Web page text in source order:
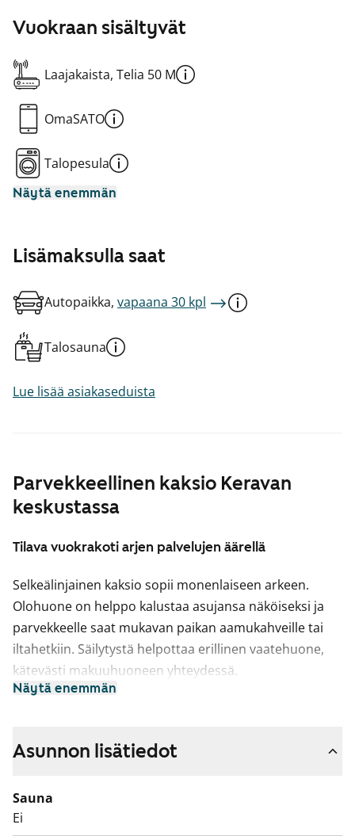
Parvekkeellinen kaksio Keravan
keskustassa
Tilava vuokrakoti arjen palvelujen äärellä
Selkeälinjainen kaksio sopii monenlaiseen arkeen.
Olohuone on helppo kalustaa asujansa näköiseksi ja
parvekkeelle saat mukavan paikan aamukahveille tai
iltahetkiin. Säilytystä helpottaa erillinen vaatehuone,
kätevästi makuuhuoneen yhteydessä.
kaappitilaa. Kylpyhuone on laatoitettu ja siellä on
Talossa on hissi sekä asukkaiden käytössä yhteinen
saunaosasto, pesutupa ja kuivaushuone. Lisäksi löytyy
Näytä enemmän
Vuokraan sisältyvät
Laajakaista, Telia 50 M
OmaSATO
Talopesula
Näytä enemmän
Lisämaksulla saat
Autopaikka, vapaana 30 kpl
Talosauna
Lue lisää asiakaseduista
Asunnon lisätiedot
Sauna
Ei